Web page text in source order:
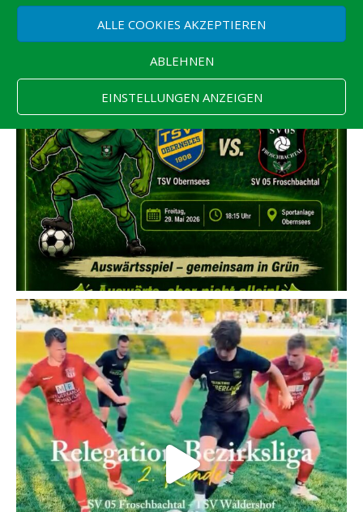
ALLE COOKIES AKZEPTIEREN
ABLEHNEN
EINSTELLUNGEN ANZEIGEN